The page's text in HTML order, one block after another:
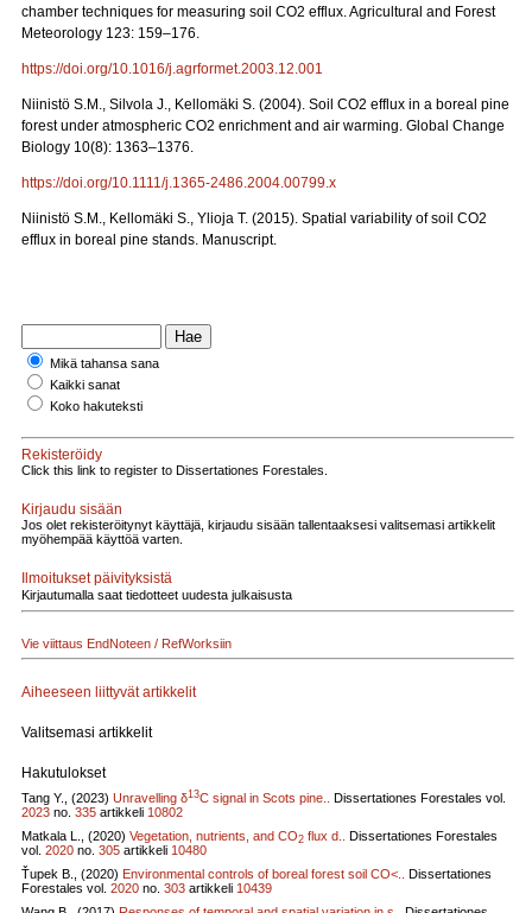
chamber techniques for measuring soil CO2 efflux. Agricultural and Forest
Meteorology 123: 159–176.
https://doi.org/10.1016/j.agrformet.2003.12.001
Niinistö S.M., Silvola J., Kellomäki S. (2004). Soil CO2 efflux in a boreal pine
forest under atmospheric CO2 enrichment and air warming. Global Change
Biology 10(8): 1363–1376.
https://doi.org/10.1111/j.1365-2486.2004.00799.x
Niinistö S.M., Kellomäki S., Ylioja T. (2015). Spatial variability of soil CO2
efflux in boreal pine stands. Manuscript.
Mikä tahansa sana
Kaikki sanat
Koko hakuteksti
Rekisteröidy
Click this link to register to Dissertationes Forestales.
Kirjaudu sisään
Jos olet rekisteröitynyt käyttäjä, kirjaudu sisään tallentaaksesi valitsemasi artikkelit
myöhempää käyttöä varten.
Ilmoitukset päivityksistä
Kirjautumalla saat tiedotteet uudesta julkaisusta
Vie viittaus EndNoteen / RefWorksiin
Aiheeseen liittyvät artikkelit
Valitsemasi artikkelit
Hakutulokset
Tang Y., (2023) Unravelling δ13C signal in Scots pine..
Dissertationes Forestales vol.
2023 no. 335 artikkeli 10802
Matkala L., (2020) Vegetation, nutrients, and CO2 flux d..
Dissertationes Forestales
vol. 2020 no. 305 artikkeli 10480
Ťupek B., (2020) Environmental controls of boreal forest soil CO<..
Dissertationes
Forestales vol. 2020 no. 303 artikkeli 10439